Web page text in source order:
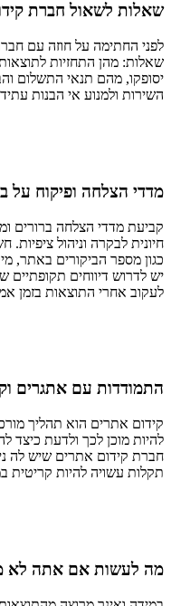
שאלות לשאול חברת
לפני החתימה על חוזה עם
שאלות: מהן התחזיות לתוצאות
יסופקו, מהם תנאי התשלום
השירות ולמנוע אי הבנות
מדדי הצלחה ופיקוח על
קביעת מדדי הצלחה ברורים
חיונית לבקרה וניהול
יש לדרוש דיווחים תקופתיים
לעקוב אחרי התוצאות בזמן
התמודדות עם אתגרים
קידום אתרים הוא תהליך
להיות מוכן לכך ולדעת כיצד
חברת קידום אתרים שיש לה
תקלות עשויה להיות קריטית
מה לעשות אם אתה לא